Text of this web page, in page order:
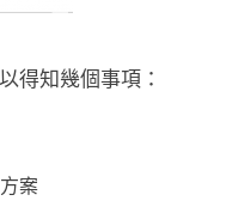
得知幾個事項：
案